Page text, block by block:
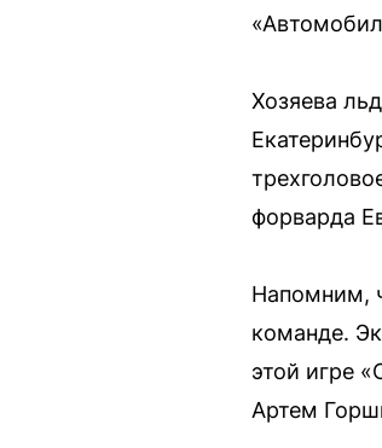
Хозяева
форварда
Напомним,
команде.
этой игре
Артем